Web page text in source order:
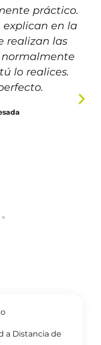
práctico.
explican en la
realizan las
normalmente
lo realices.
a Distancia de